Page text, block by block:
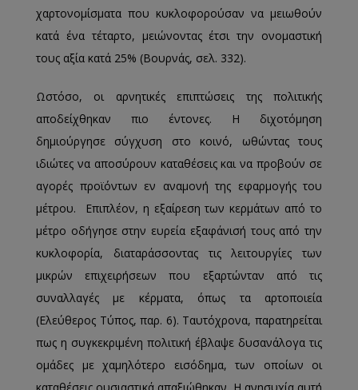
χαρτονομίσματα που κυκλοφορούσαν να μειωθούν
κατά ένα τέταρτο, μειώνοντας έτσι την ονομαστική
τους αξία κατά 25% (Βουρνάς, σελ. 332).
Ωστόσο, οι αρνητικές επιπτώσεις της πολιτικής
αποδείχθηκαν πιο έντονες. Η διχοτόμηση
δημιούργησε σύγχυση στο κοινό, ωθώντας τους
ιδιώτες να αποσύρουν καταθέσεις και να προβούν σε
αγορές προϊόντων εν αναμονή της εφαρμογής του
μέτρου. Επιπλέον, η εξαίρεση των κερμάτων από το
μέτρο οδήγησε στην ευρεία εξαφάνισή τους από την
κυκλοφορία, διαταράσσοντας τις λειτουργίες των
μικρών επιχειρήσεων που εξαρτώνταν από τις
συναλλαγές με κέρματα, όπως τα αρτοποιεία
(Ελεύθερος Τύπος, παρ. 6). Ταυτόχρονα, παρατηρείται
πως η συγκεκριμένη πολιτική έβλαψε δυσανάλογα τις
ομάδες με χαμηλότερο εισόδημα, των οποίων οι